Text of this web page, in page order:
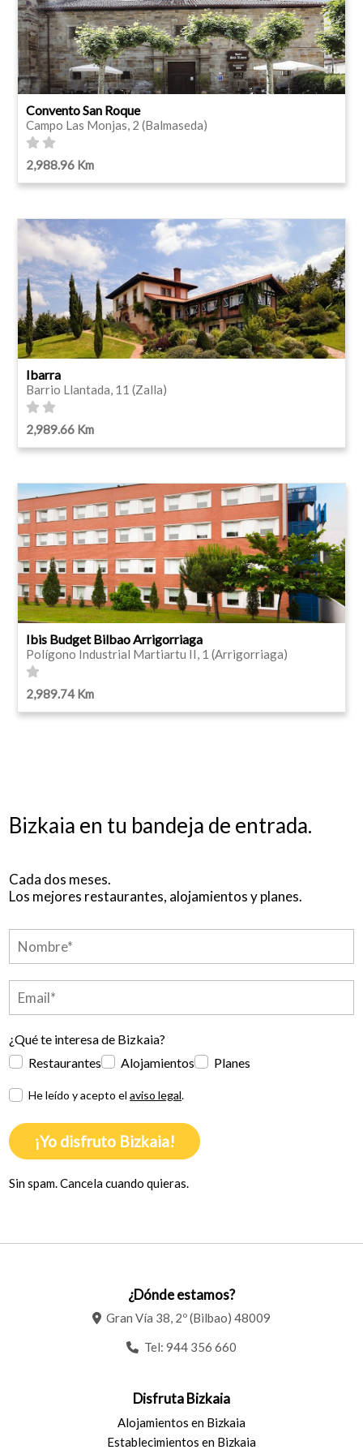
Convento San Roque
Campo Las Monjas, 2 (Balmaseda)
2,988.96 Km
Ibarra
Barrio Llantada, 11 (Zalla)
2,989.66 Km
Ibis Budget Bilbao Arrigorriaga
Polígono Industrial Martiartu II, 1 (Arrigorriaga)
2,989.74 Km
Bizkaia en tu bandeja de entrada.
Cada dos meses.
Los mejores restaurantes, alojamientos y planes.
¿Qué te interesa de Bizkaia?
Restaurantes
Alojamientos Planes
He leído y acepto elaviso legal.
¡Yo disfruto Bizkaia!
Sin spam. Cancela cuando quieras.
¿Dónde estamos?
Gran Vía 38, 2º (Bilbao) 48009
Tel: 944 356 660
Disfruta Bizkaia
Alojamientos en Bizkaia
Establecimientos en Bizkaia